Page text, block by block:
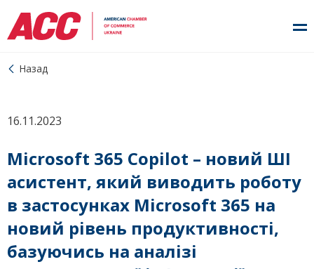
Назад
16.11.2023
Microsoft 365 Copilot – новий ШІ
асистент, який виводить роботу
в застосунках Мicrosoft 365 на
новий рівень продуктивності,
базуючись на аналізі